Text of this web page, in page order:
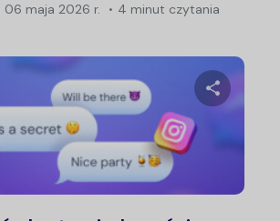
06 maja 2026 r. 4 minut czytania